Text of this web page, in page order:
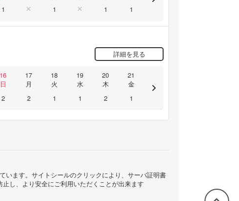
1 1 1 1
詳細を見る
16
日
17
月
18
火
19
水
20
木
21
金
2 2 1 1 2 1
います。サイトシールのクリックにより、サーバ証明書
し、より安全にご利用いただくことが出来ます